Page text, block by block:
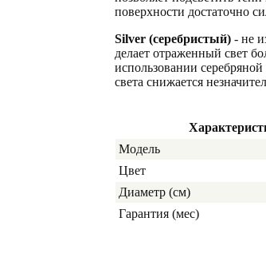
поверхности достаточно
Silver (серебристый) - не
делает отраженный свет
использовании
света снижается
Модель
Цвет
Диаметр (см)
Гарантия (мес)